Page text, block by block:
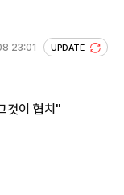
23:01 UPDATE
것이 협치"